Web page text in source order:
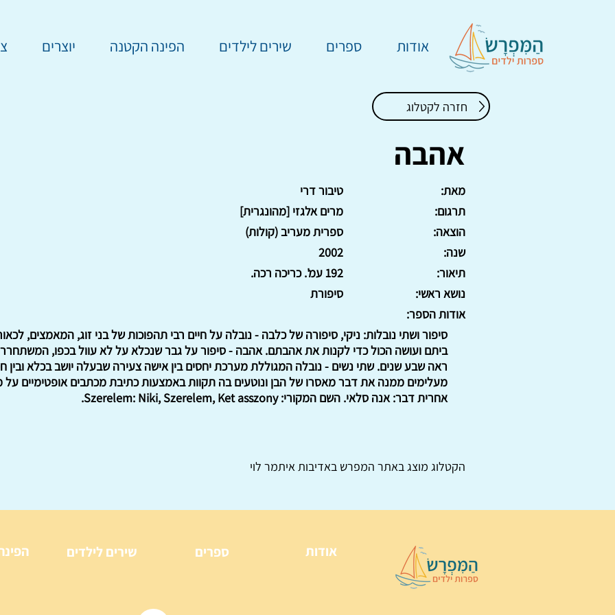
אודות ספרים שירים לילדים הפינה הקטנה יוצרים
חזרה לקטלוג
אהבה
טיבור דרי
מאת:
מרים אלגזי [מהונגרית]
תרגום:
ספרית מעריב (קולות)
הוצאה:
2002
שנה:
192 עמ'. כריכה רכה.
תיאור:
סיפורת
נושא ראשי:
אודות הספר:
סיפור ושתי נובלות: ניקי, סיפורה של כלבה - נובלה על חיים רבי תהפוכות של בני זוג, המאמצים,
ביתם ועושה הכול כדי לקנות את אהבתם. אהבה - סיפור על גבר שנכלא על לא עוול בכפו,
ראה שבע שנים. שתי נשים - נובלה המגוללת מערכת יחסים בין אישה צעירה שבעלה יושב בכלא
מעלימים ממנה את דבר מאסרו של הבן ונוטעים בה תקוות באמצעות כתיבת מכתבים אופטימיים על
אחרית דבר: אנה סלאי. השם המקורי: Szerelem: Niki, Szerelem, Ket asszony.
הקטלוג מוצג באתר המפרש באדיבות איתמר לוי
שירים לילדים ספרים אודות